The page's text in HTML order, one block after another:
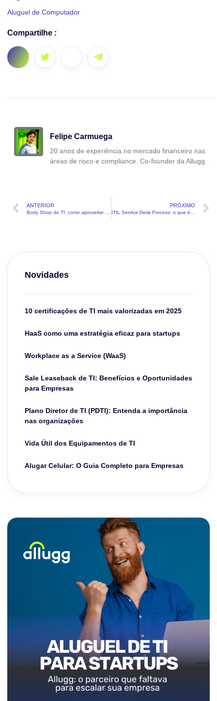
Novidades
10 certificações de TI mais valorizadas em 2025
HaaS como uma estratégia eficaz para startups
Workplace as a Service (WaaS)
Sale Leaseback de TI: Benefícios e Oportunidades
para Empresas
Plano Diretor de TI (PDTI): Entenda a importância
nas organizações
Vida Útil dos Equipamentos de TI
Alugar Celular: O Guia Completo para Empresas
Aluguel de Computador
Compartilhe :
Felipe Carmuega
20 anos de experiência no mercado financeiro nas
áreas de risco e compliance. Co-founder da Allugg.
ANTERIOR
Body Shop de TI: como aproveitar os benefícios em seu negócio?
PRÓXIMO
ITIL Service Desk Process: o que é e como aplicar